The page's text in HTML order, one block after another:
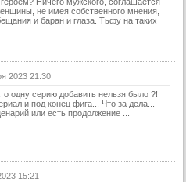
Ничего мужского, соглашается
не имея собственного мнения,
и баран и глаза. Тьфу на таких
2023 21:30
одну серию добавить нельзя было ?!
и под конец фига... Что за дела...
или есть продолжение ...
15:21